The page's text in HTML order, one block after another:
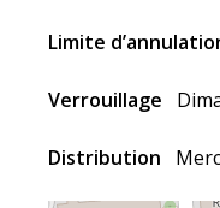
Limite
Verrouillage
Distribution